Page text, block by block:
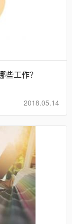
些工作？
2018.05.14